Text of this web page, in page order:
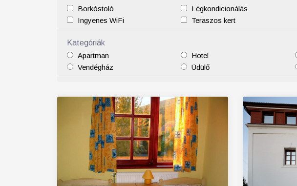
Borkóstoló
Ingyenes WiFi
Légkondicionálás
Teraszos kert
Kategóriák
Apartman
Vendégház
Hotel
Üdülő
27 28 29 30 30